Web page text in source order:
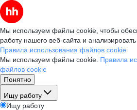
Мы используем файлы cookie, чтобы
работу нашего веб-сайта и
Правила использования файлов cookie
Мы используем файлы cookie. Правила
файлов cookie
Понятно
Ищу работу
Ищу работу